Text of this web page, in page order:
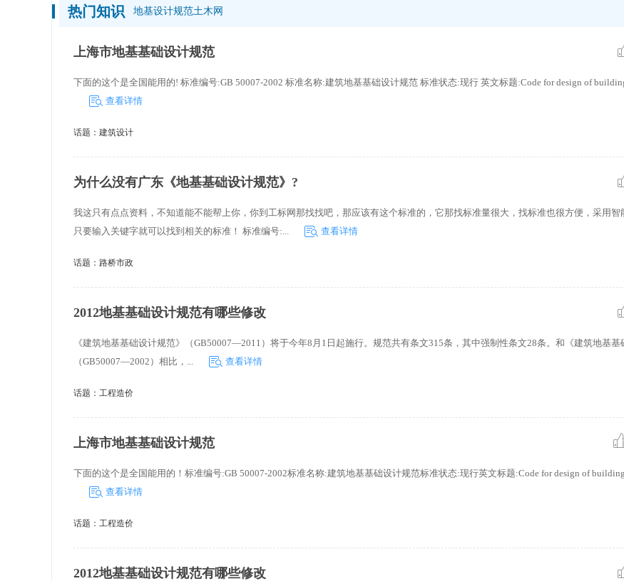
1.绷网： A.丝网种类： a:) 聚脂网 B.丝网目
处理： a:) 激光切割 b:) 去毛刺 c:) 表面抛光
热门知识 地基设计规范土木网
上海市地基基础设计规范
下面的这个是全国能用的! 标准编号:GB 50007-2002 标准名称:建筑地基基础设计规范 标准状态:现行 英文标题:Code for design of
查看详情
话题： 建筑设计
为什么没有广东《地基基础设计规范》?
我这只有点点资料，不知道能不能帮上你，你到工标网那找找吧，那应该有这个标准的，它那找标准量很大，找标准也很方便，采用智
只要输入关键字就可以找到相关的标准！ 标准编号:...
查看详情
话题： 路桥市政
2012地基基础设计规范有哪些修改
《建筑地基基础设计规范》（GB50007—2011）将于今年8月1日起施行。规范共有条文315条，其中强制性条文28条。和《建筑地基基
（GB50007—2002）相比，...
查看详情
话题： 工程造价
上海市地基基础设计规范
下面的这个是全国能用的！标准编号:GB 50007-2002标准名称:建筑地基基础设计规范标准状态:现行英文标题:Code for design of
查看详情
话题： 工程造价
2012地基基础设计规范有哪些修改